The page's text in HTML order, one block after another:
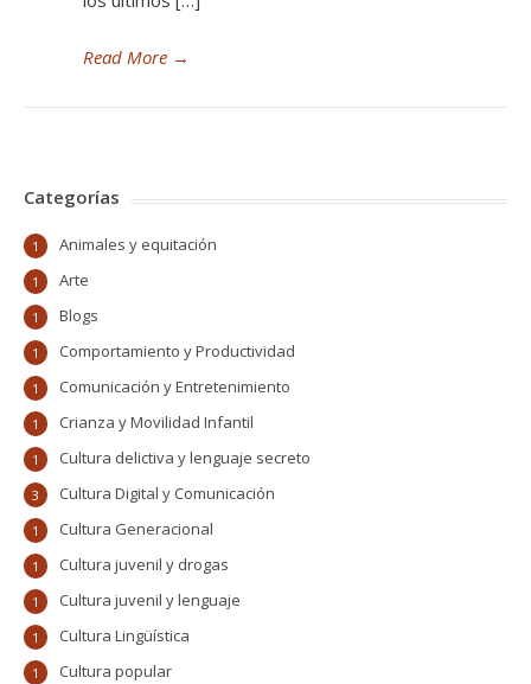
Read More →
Categorías
Animales y equitación
1
Arte
1
Blogs
1
Comportamiento y Productividad
1
Comunicación y Entretenimiento
1
Crianza y Movilidad Infantil
1
Cultura delictiva y lenguaje secreto
1
Cultura Digital y Comunicación
3
Cultura Generacional
1
Cultura juvenil y drogas
1
Cultura juvenil y lenguaje
1
Cultura Lingüística
1
Cultura popular
1